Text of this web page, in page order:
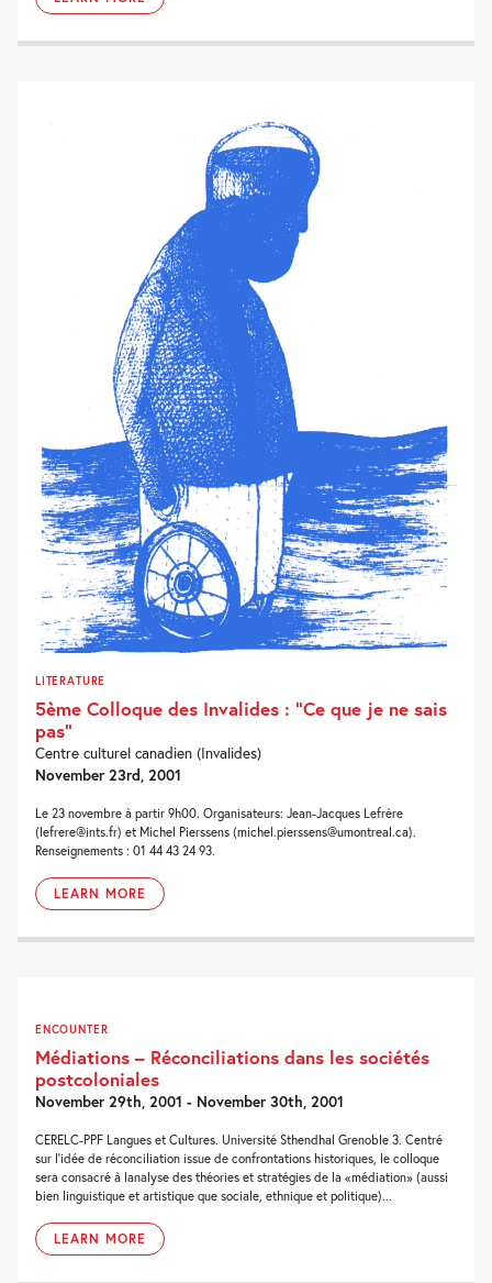
LITERATURE
5ème Colloque des Invalides : “Ce que je ne sais
pas”
Centre culturel canadien (Invalides)
November 23rd, 2001
Le 23 novembre à partir 9h00. Organisateurs: Jean-Jacques Lefrère
(lefrere@ints.fr) et Michel Pierssens (michel.pierssens@umontreal.ca).
Renseignements : 01 44 43 24 93.
LEARN MORE
ENCOUNTER
Médiations – Réconciliations dans les sociétés
postcoloniales
November 29th, 2001 - November 30th, 2001
CERELC-PPF Langues et Cultures. Université Sthendhal Grenoble 3. Centré
sur l'idée de réconciliation issue de confrontations historiques, le colloque
sera consacré à lanalyse des théories et stratégies de la «médiation» (aussi
bien linguistique et artistique que sociale, ethnique et politique)...
LEARN MORE